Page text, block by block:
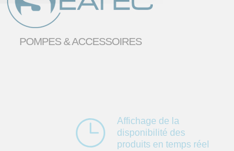
POMPES & ACCESSOIRES
Affichage de la
disponibilité des
produits en temps réel